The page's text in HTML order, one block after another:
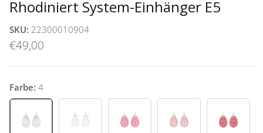
Rhodiniert System-Einhänger E5
SKU: 22300010904
€49,00
Farbe: 4
4 11 12 13